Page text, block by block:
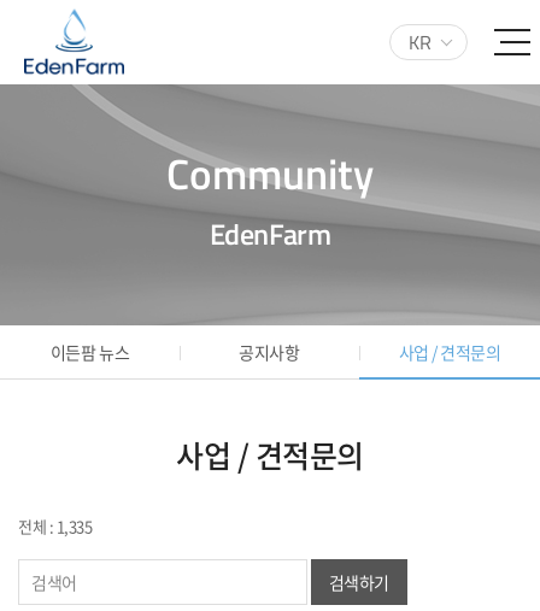
KR
Community
EdenFarm
이든팜 뉴스 공지사항 사업 / 견적문의
사업 / 견적문의
전체 : 1,335
검색하기